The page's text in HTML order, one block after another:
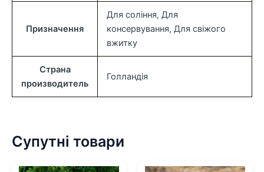
Призначення
Для соління, Для
консервування, Для свіжого
вжитку
Страна
производитель
Голландія
Супутні товари